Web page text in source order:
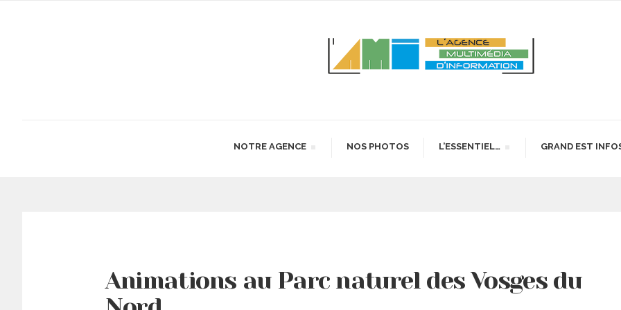
NOTRE AGENCE NOS PHOTOS L’ESSENTIEL… GRAND EST
Animations au Parc naturel des Vosges du